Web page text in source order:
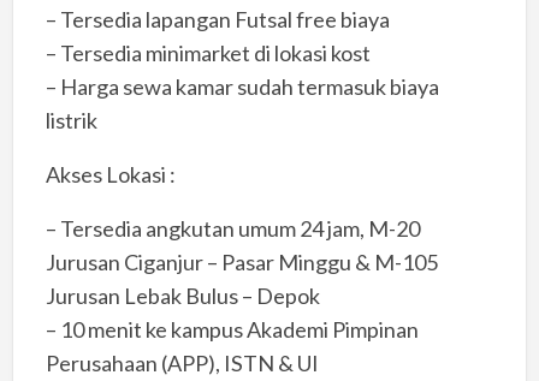
– Tersedia lapangan Futsal free biaya
– Tersedia minimarket di lokasi kost
– Harga sewa kamar sudah termasuk biaya
listrik
Akses Lokasi :
– Tersedia angkutan umum 24 jam, M-20
Jurusan Ciganjur – Pasar Minggu & M-105
Jurusan Lebak Bulus – Depok
– 10 menit ke kampus Akademi Pimpinan
Perusahaan (APP), ISTN & UI